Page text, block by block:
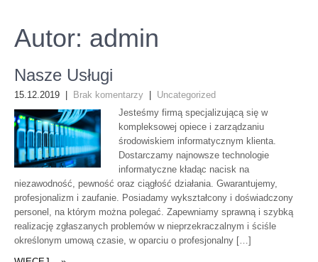
Autor: admin
Nasze Usługi
15.12.2019 Brak komentarzy
Uncategorized
Jesteśmy firmą specjalizującą się w
kompleksowej opiece i zarządzaniu
środowiskiem informatycznym klienta.
Dostarczamy najnowsze technologie
informatyczne kładąc nacisk na
niezawodność, pewność oraz ciągłość działania. Gwarantujemy,
profesjonalizm i zaufanie. Posiadamy wykształcony i doświadczony
personel, na którym można polegać. Zapewniamy sprawną i szybką
realizację zgłaszanych problemów w nieprzekraczalnym i ściśle
określonym umową czasie, w oparciu o profesjonalny […]